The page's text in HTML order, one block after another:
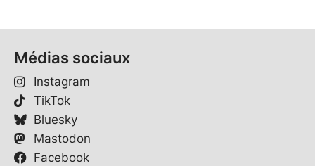
Médias sociaux
Instagram
TikTok
Bluesky
Mastodon
Facebook